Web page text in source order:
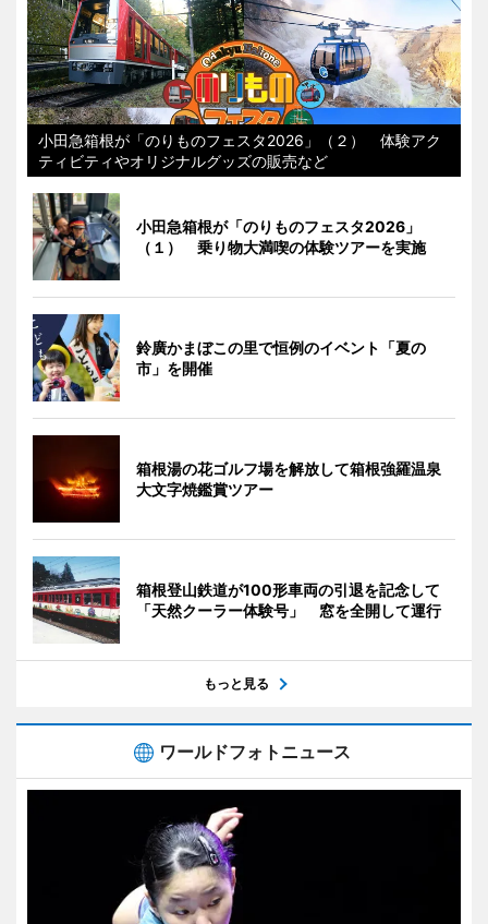
小田急箱根が「のりものフェスタ2026」（２） 体験アク
ティビティやオリジナルグッズの販売など
小田急箱根が「のりものフェスタ2026」
（１） 乗り物大満喫の体験ツアーを実施
鈴廣かまぼこの里で恒例のイベント「夏の
市」を開催
箱根湯の花ゴルフ場を解放して箱根強羅温泉
大文字焼鑑賞ツアー
箱根登山鉄道が100形車両の引退を記念して
「天然クーラー体験号」 窓を全開して運行
もっと見る
ワールドフォトニュース